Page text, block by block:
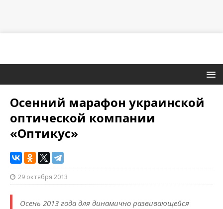
Осенний марафон украинской
оптической компании
«Оптикус»
29 октября 2013
Осень 2013 года для динамично развивающейся